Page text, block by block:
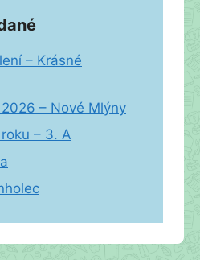
– Krásné
– Nové Mlýny
– 3. A